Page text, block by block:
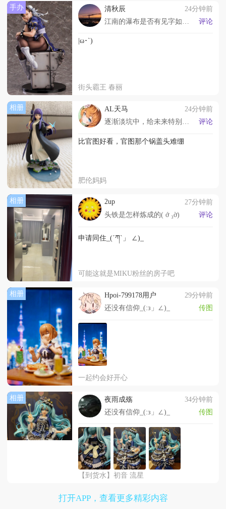
手办 清秋辰
24分钟前
评论
|ω･`)
街头霸王 春丽
相册 AL天马
24分钟前
逐渐淡坑中，给未来特别喜欢的款式留点空间
评论
比官图好看，官图那个锅盖头难绷
肥伦妈妈
相册 2up
27分钟前
头铁是怎样炼成的( ớ ₃ờ)
评论
申请同住_(´ཀ`」 ∠)_
可能这就是MIKU粉丝的房子吧
相册 Hpoi-799178用户
29分钟前
还没有信仰_(:з」∠)_
传图
一起约会好开心
相册 夜雨成殇
34分钟前
还没有信仰_(:з」∠)_
传图
【到货水】初音 流星
打开APP，查看更多精彩内容